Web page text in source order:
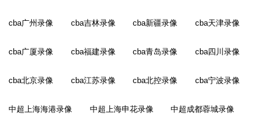
cba广州录像 cba吉林录像 cba新疆录像 cba天津录像
cba广厦录像 cba福建录像 cba青岛录像 cba四川录像
cba北京录像 cba江苏录像 cba北控录像 cba宁波录像
中超上海海港录像 中超上海申花录像 中超成都蓉城录像